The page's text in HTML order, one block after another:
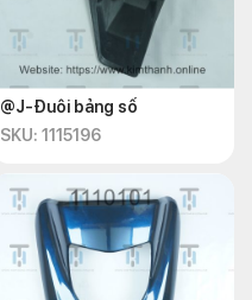
@J-Đuôi bảng số
SKU: 1115196